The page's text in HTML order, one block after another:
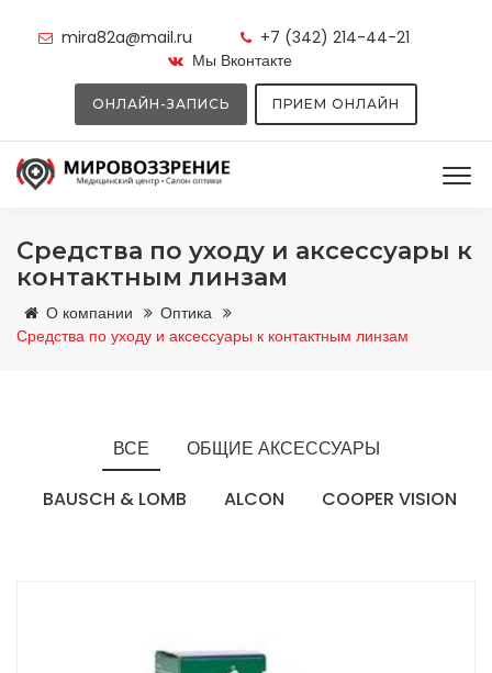
mira82a@mail.ru
+7 (342) 214-44-21
Мы Вконтакте
ОНЛАЙН-ЗАПИСЬ ПРИЕМ ОНЛАЙН
Средства по уходу и аксессуары к
контактным линзам
О компании
Оптика
Средства по уходу и аксессуары к контактным линзам
ВСЕ
ОБЩИЕ АКСЕССУАРЫ
BAUSCH & LOMB
ALCON COOPER VISION